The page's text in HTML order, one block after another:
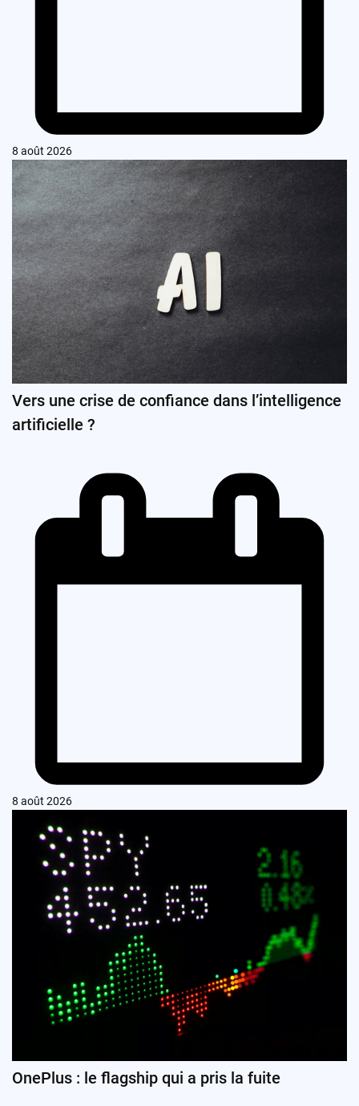
8 août 2026
Vers une crise de confiance dans l’intelligence
artificielle ?
8 août 2026
OnePlus : le flagship qui a pris la fuite